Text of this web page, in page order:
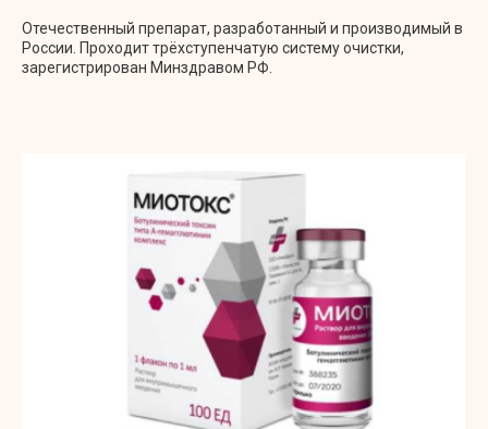
Отечественный препарат, разработанный и производимый в
России. Проходит трёхступенчатую систему очистки,
зарегистрирован Минздравом РФ.